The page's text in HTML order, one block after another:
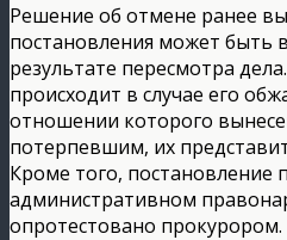
Решение об отмене ранее
постановления может быть
результате пересмотра
происходит в случае его
отношении которого
потерпевшим, их
Кроме того, постановление
административном
опротестовано прокурором.